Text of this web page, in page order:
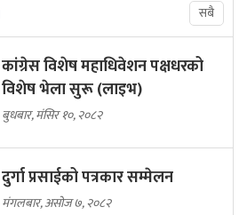
सबै
कांग्रेस विशेष महाधिवेशन पक्षधरको
विशेष भेला सुरू (लाइभ)
बुधबार, मंसिर १०, २०८२
दुर्गा प्रसाईको पत्रकार सम्मेलन
मंगलबार, असोज ७, २०८२